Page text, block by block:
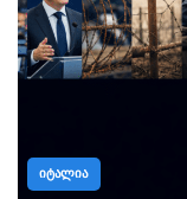
ᲘᲢᲐᲚᲘᲐ